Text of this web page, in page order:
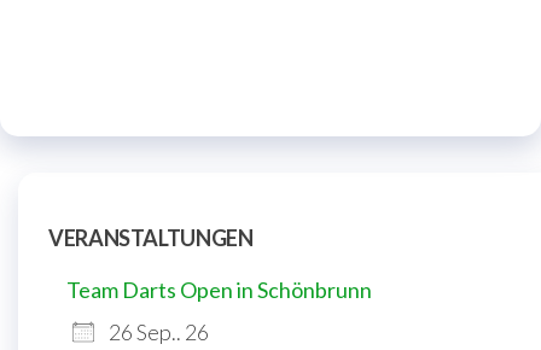
VERANSTALTUNGEN
Team Darts Open in Schönbrunn
26 Sep.. 26